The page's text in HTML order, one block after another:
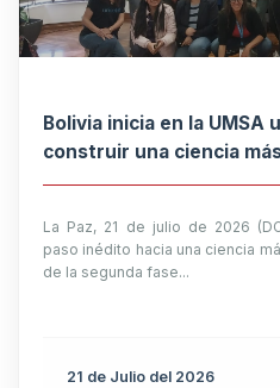
Bolivia inicia en la UMSA
construir una ciencia
La Paz, 21 de julio de 2026
paso inédito hacia una ciencia
de la segunda fase...
21 de Julio del 2026